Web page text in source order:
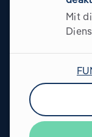
Mit